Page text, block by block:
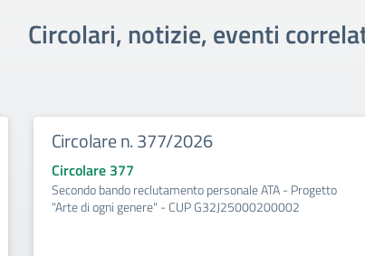
Circolari, notizie, eventi
Circolare n. 377/2026
Circolare 377
Secondo bando reclutamento personale ATA - Progetto
"Arte di ogni genere" - CUP G32J25000200002